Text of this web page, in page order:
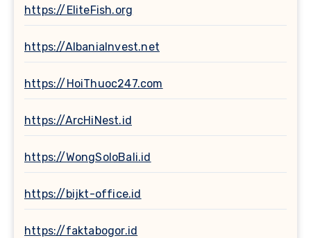
https://EliteFish.org
https://AlbaniaInvest.net
https://HoiThuoc247.com
https://ArcHiNest.id
https://WongSoloBali.id
https://bijkt-office.id
https://faktabogor.id